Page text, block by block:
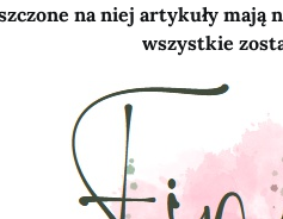
na niej artykuły
wszystkie